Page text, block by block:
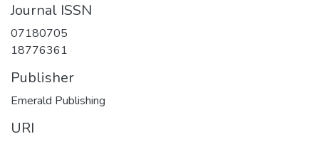
Journal ISSN
07180705
18776361
Publisher
Emerald Publishing
URI